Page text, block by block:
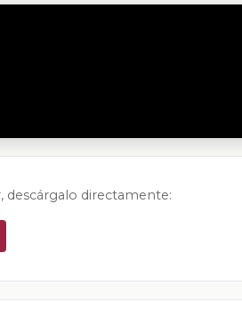
descárgalo directamente: